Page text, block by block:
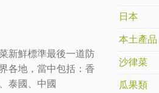
新鮮標準最後一道防
各地，當中包括：香
泰國、中國
日本
本土產品
沙律菜
瓜果類